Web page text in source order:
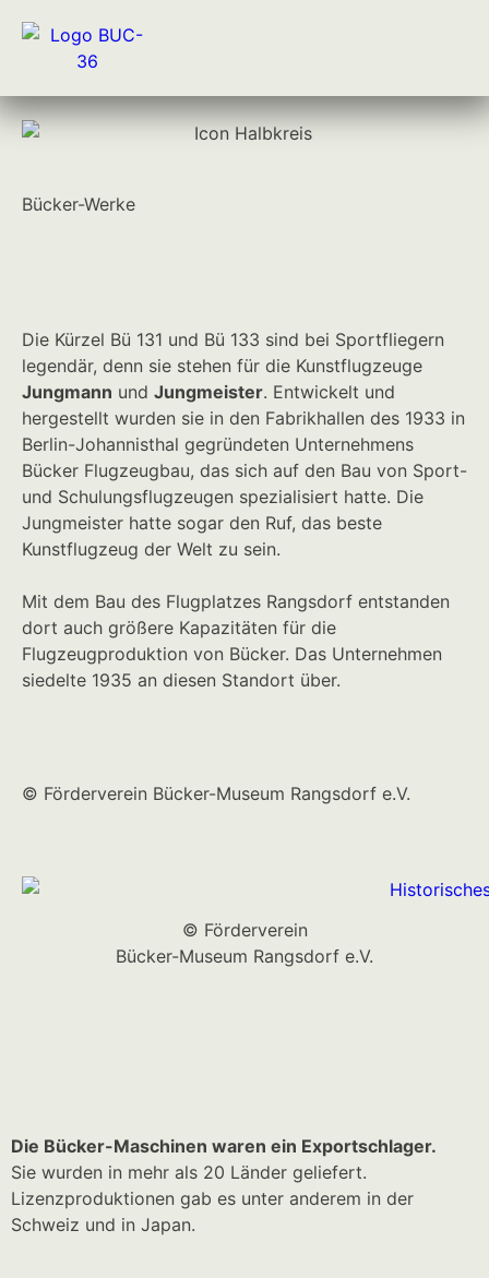
Bücker-Werke
Die Kürzel Bü 131 und Bü 133 sind bei Sportfliegern
legendär, denn sie stehen für die Kunstflugzeuge
Jungmann und Jungmeister. Entwickelt und
hergestellt wurden sie in den Fabrikhallen des 1933 in
Berlin-Johannisthal gegründeten Unternehmens
Bücker Flugzeugbau, das sich auf den Bau von Sport-
und Schulungsflugzeugen spezialisiert hatte. Die
Jungmeister hatte sogar den Ruf, das beste
Kunstflugzeug der Welt zu sein.
Mit dem Bau des Flugplatzes Rangsdorf entstanden
dort auch größere Kapazitäten für die
Flugzeugproduktion von Bücker. Das Unternehmen
siedelte 1935 an diesen Standort über.
© Förderverein Bücker-Museum Rangsdorf e.V.
© Förderverein
Bücker-Museum Rangsdorf e.V.
Die Bücker-Maschinen waren ein Exportschlager.
Sie wurden in mehr als 20 Länder geliefert.
Lizenzproduktionen gab es unter anderem in der
Schweiz und in Japan.